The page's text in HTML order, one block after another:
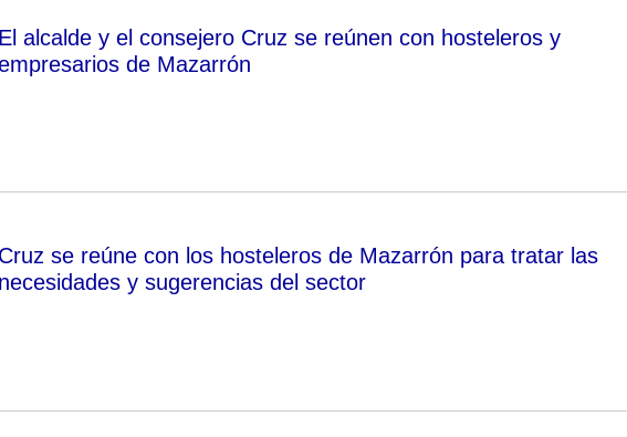
El alcalde y el consejero Cruz se reúnen con hosteleros y
de Mazarrón
Cruz se reúne con los hosteleros de Mazarrón para tratar las
necesidades y sugerencias del sector